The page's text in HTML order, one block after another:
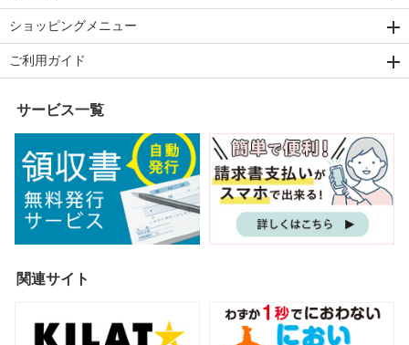
ショッピングメニュー
ご利用ガイド
サービス一覧
関連サイト